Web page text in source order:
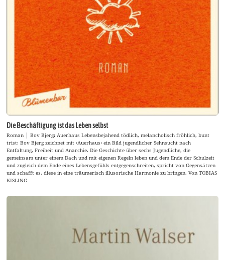
Die Beschäftigung ist das Leben selbst
Roman │ Bov Bjerg: Auerhaus Lebensbejahend tödlich, melancholisch fröhlich, bunt
trist: Bov Bjerg zeichnet mit ›Auerhaus‹ ein Bild jugendlicher Sehnsucht nach
Entfaltung, Freiheit und Anarchie. Die Geschichte über sechs Jugendliche, die
gemeinsam unter einem Dach und mit eigenen Regeln leben und dem Ende der Schulzeit
und zugleich dem Ende eines Lebensgefühls entgegenschreiten, spricht von Gegensätzen
und schafft es, diese in eine träumerisch illusorische Harmonie zu bringen. Von TOBIAS
KISLING